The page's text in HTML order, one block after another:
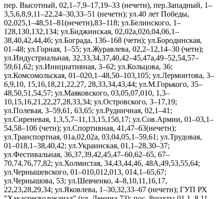
пер. Высотный, 02,1–7,9–17,19–33 (нечетн), пер.Западный, 1–
3,5,6,8,9,11–22,24–30,33–51 (нечетн); ул.40 лет Победы,
02,025,1–48,51–81(нечетн),83–118; ул.Белинского, 1–
128,130,132,134; ул.Биджинская, 02,02а,02б,04,06,1–
38,40,42,44,46; ул.Бограда, 136–168 (четн); ул.Бородинская,
01–48; ул.Горная, 1–55; ул.Журавлева, 02,2–12,14–30 (четн);
ул.Индустриальная, 32,33,34,37,40,42–45,47а,49–52,54,57–
59,61,62; ул.Инициативная, 3–62; ул.Кольцова, 36;
ул.Комсомольская, 01–020,1–48,50–103,105; ул.Лермонтова, 3–
6,9,10, 15,16,18,21,22,27, 28,33,34,43,44; ул.М.Горького, 35–
48,50,51,54,57; ул.Маяковского, 03,05,07,010, 1,3–
10,15,16,21,22,27,28,33,34; ул.Островского, 3–17,19;
ул.Полевая, 3–59,61, 63,65; ул.Рудничная, 02,1–41;
ул.Сиреневая, 1,3,5,7–11,13,15,15б,17; ул.Сов.Армии, 01–03,1–
54,58–106 (четн); ул.Спортивная, 41,47–63(нечетн);
ул.Транспортная, 01а,02,02а, 03,04,05,1–59,61; ул.Трудовая,
01–018,1–38,40,42; ул.Украинская, 01,1–28,30–37;
ул.Фестивальная, 36,37,39,42,45,47–60,62–65, 67–
70,74,76,77,82; ул.Холмистая, 34,43,44,46, 48А,49,53,55,64;
ул.Чернышевского, 01–010,012,013, 014,1–65,67;
ул.Чернышова, 53; ул.Шевченко, 4–8,10,11,16,17,
22,23,28,29,34; ул.Яковлева, 1–30,32,33–67 (нечетн); ГУП РХ